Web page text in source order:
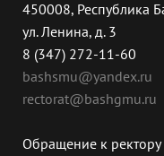
450008, Республика
ул. Ленина, д. 3
8 (347) 272-11-60
bashsmu@yandex.ru
rectorat@bashgmu.ru
Обращение к ректору